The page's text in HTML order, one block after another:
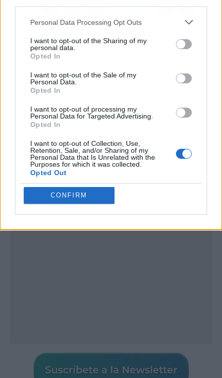
Personal Data Processing Opt Outs
I want to opt-out of the Sharing of my
personal data.
Opted In
I want to opt-out of the Sale of my
Personal Data.
Opted In
I want to opt-out of processing my
Personal Data for Targeted Advertising.
Opted In
I want to opt-out of Collection, Use,
Retention, Sale, and/or Sharing of my
Personal Data that Is Unrelated with the
Purposes for which it was collected.
Opted Out
CONFIRM